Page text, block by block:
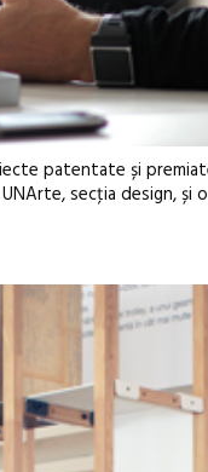
patentate și
secţia design, și